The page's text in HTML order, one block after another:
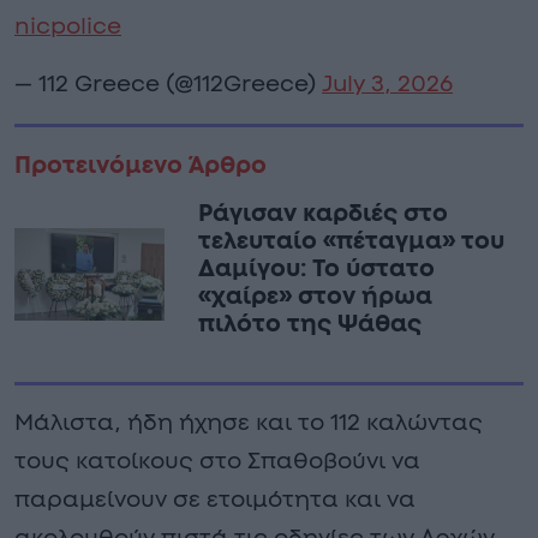
nicpolice
— 112 Greece (@112Greece) July 3, 2026
Προτεινόμενο Άρθρο
Ράγισαν καρδιές στο
τελευταίο «πέταγμα» του
Δαμίγου: Το ύστατο
«χαίρε» στον ήρωα
πιλότο της Ψάθας
Μάλιστα, ήδη ήχησε και το 112 καλώντας
τους κατοίκους στο Σπαθοβούνι να
παραμείνουν σε ετοιμότητα και να